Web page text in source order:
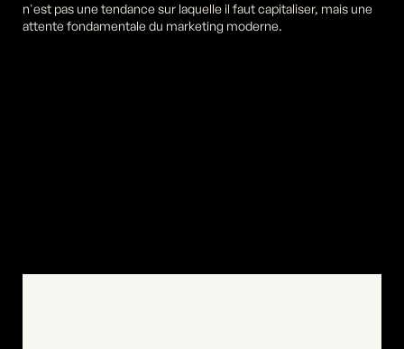
n'est pas une tendance sur laquelle il faut capitaliser, mais une
attente fondamentale du marketing moderne.